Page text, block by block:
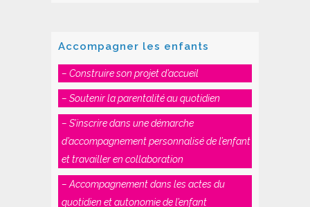
Accompagner les enfants
– Construire son projet d’accueil
– Soutenir la parentalité au quotidien
– S’inscrire dans une démarche
d’accompagnement personnalisé de l’enfant
et travailler en collaboration
– Accompagnement dans les actes du
quotidien et autonomie de l’enfant